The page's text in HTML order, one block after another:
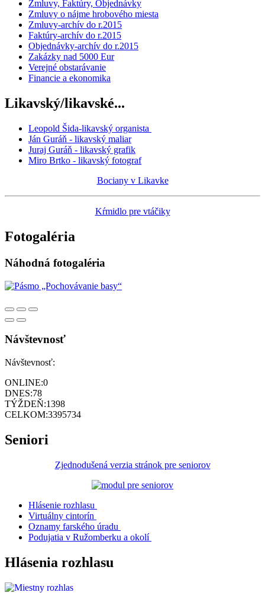
Zmluvy, Faktúry, Objednávky
Zmluvy o nájme hrobového miesta
Zmluvy-archív do r.2015
Faktúry-archív do r.2015
Objednávky-archív do r.2015
Zakázky nad 5000 Eur
Verejné obstarávanie
Financie a ekonomika
Likavský/likavské...
Leopold Šida-likavský organista
Ján Guráň - likavský maliar
Juraj Guráň - likavský grafik
Miro Brtko - likavský fotograf
Bociany v Likavke
Kŕmidlo pre vtáčiky
Fotogaléria
Náhodná fotogaléria
Návštevnosť
Návštevnosť:
ONLINE:0
DNES:78
TÝŽDEŇ:1398
CELKOM:3395734
Seniori
Zjednodušená verzia stránok pre seniorov
Hlásenie rozhlasu
Virtuálny cintorín
Oznamy farského úradu
Podujatia v Ružomberku a okolí
Hlásenia rozhlasu